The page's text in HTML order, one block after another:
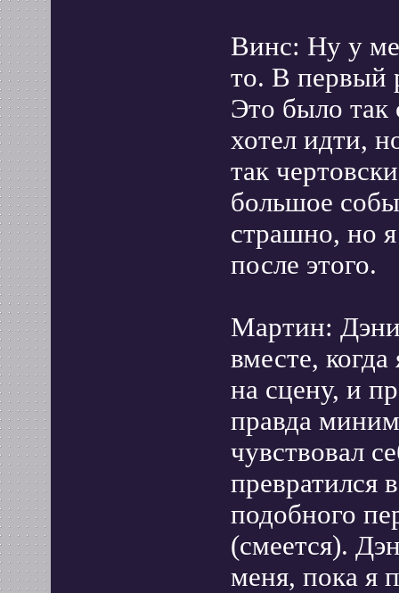
Винс: Ну у
то. В первый
Это было так
хотел идти,
так
большое
страшно, но
после этого.
Мартин:
вместе,
на сцену, и
правда
чувствовал
превратился
подобного
(смеется).
меня, пока я